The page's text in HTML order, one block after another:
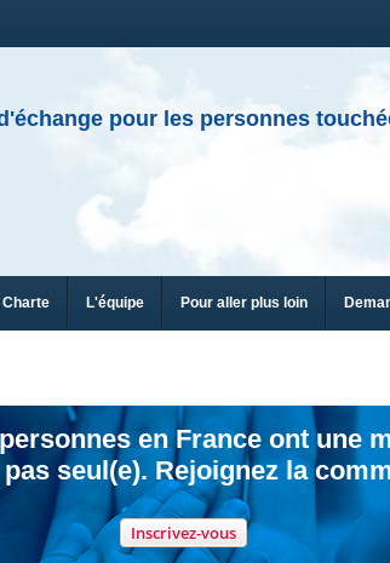
pour les personnes
Charte L'équipe Pour aller plus loin
en France ont une
seul(e). Rejoignez la
Inscrivez-vous